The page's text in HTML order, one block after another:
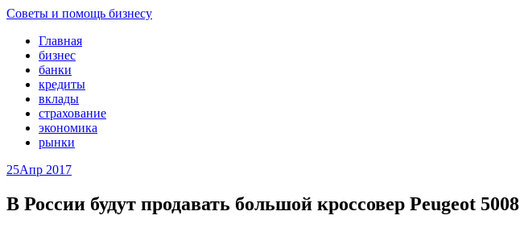
Советы и помощь бизнесу
Главная
бизнес
банки
кредиты
вклады
страхование
экономика
рынки
25Апр 2017
В России будут продавать большой кроссовер Peugeot 5008